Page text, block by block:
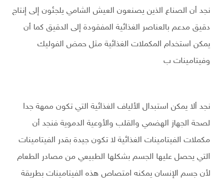
نجد أن الصناع الذين يصنعون العيش الشامي يلجئون إلى إنتاج
دقيق مدعم بالعناصر الغذائية المفقودة إلى الدقيق كما أن
يمكن استخدام المكملات الغذائية مثل حمض الفوليك
وفيتامينات ب
نجد ألا يمكن استبدال الألياف الغذائية التي تكون ممهة جدا
لصحة الجهاز الهضمي والقلب والأوعية الدموية فنجد أن
مكملات الفيتامينات الغذائية لا تكون جيدة بقدر الفيتامينات
التي يحصل عليها الجسم بشكلها الطبيعي من مصادر الطعام
لأن جسم الإنسان يمكنه امتصاص هذه الفيتامينات بطريقة